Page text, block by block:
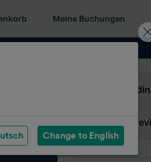
Meine Buchungen
Via
Change to English